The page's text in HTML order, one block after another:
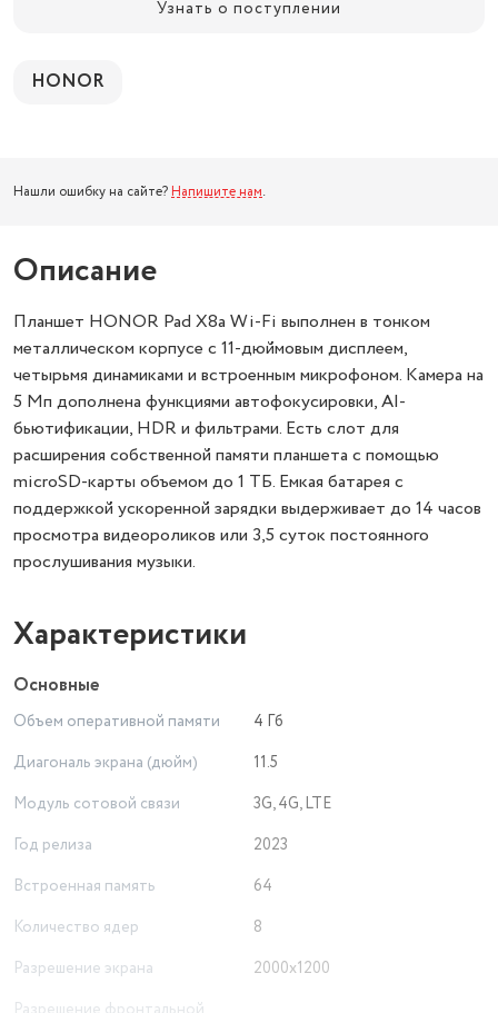
Узнать о поступлении
HONOR
Нашли ошибку на сайте? Напишите нам.
Описание
Планшет HONOR Pad X8a Wi-Fi выполнен в тонком
металлическом корпусе с 11-дюймовым дисплеем,
четырьмя динамиками и встроенным микрофоном. Камера на
5 Мп дополнена функциями автофокусировки, AI-
бьютификации, HDR и фильтрами. Есть слот для
расширения собственной памяти планшета с помощью
microSD-карты объемом до 1 ТБ. Емкая батарея с
поддержкой ускоренной зарядки выдерживает до 14 часов
просмотра видеороликов или 3,5 суток постоянного
прослушивания музыки.
Характеристики
Основные
Объем оперативной памяти
4 Гб
Диагональ экрана (дюйм)
11.5
Модуль сотовой связи
3G, 4G, LTE
Год релиза
2023
Встроенная память
64
Количество ядер
8
Разрешение экрана
2000x1200